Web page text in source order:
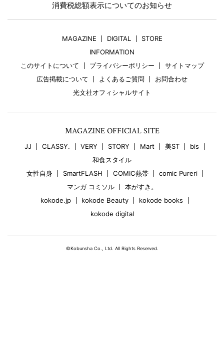
消費税総額表示についてのお知らせ
MAGAZINE DIGITAL
STORE
INFORMATION
このサイトについて
プライバシーポリシー
サイトマップ
広告掲載について
よくあるご質問
お問合わせ
光文社オフィシャルサイト
MAGAZINE OFFICIAL SITE
JJ CLASSY. VERY STORY Mart 美ST
bis
和食スタイル
女性自身
SmartFLASH COMIC熱帯
comic Pureri
マンガ コミソル
本がすき。
kokode.jp
kokode Beauty
kokode books
kokode digital
©Kobunsha Co., Ltd. All Rights Reserved.